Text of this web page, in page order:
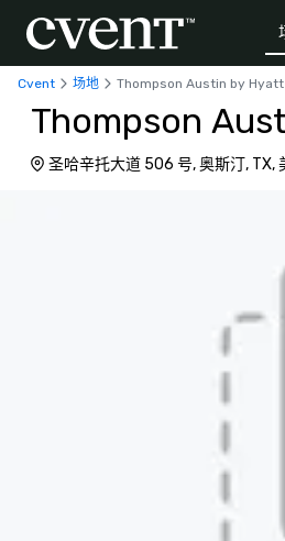
Cvent 场地 Thompson Austin by Hyatt
Thompson
圣哈辛托大道 506 号, 奥斯汀, TX,